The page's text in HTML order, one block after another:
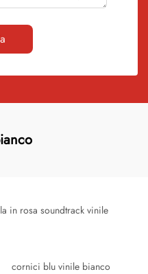
in rosa soundtrack vinile
cornici blu vinile bianco